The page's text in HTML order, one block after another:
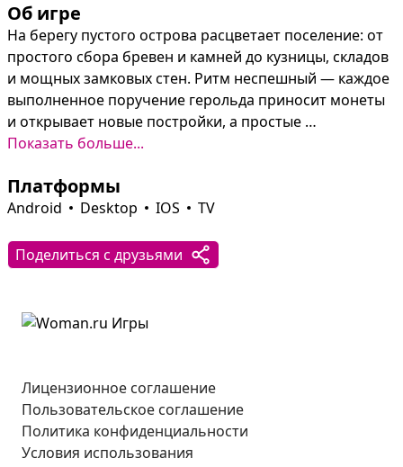
Об игре
На берегу пустого острова расцветает поселение: от
простого сбора бревен и камней до кузницы, складов
и мощных замковых стен. Ритм неспешный — каждое
выполненное поручение герольда приносит монеты
и открывает новые постройки, а простые
тап‑действия плавно переходят в планирование
В кузнице создаются топоры, кирки, лопаты и оружие
рецепты и ресурсы для новых задач.
Последовательные квесты постепенно усложняются:
армии, что превращает спокойный кликер в уютную
экономическую симуляцию.
Показать больше...
Платформы
Android Desktop IOS TV
Поделиться с друзьями
Лицензионное соглашение
Пользовательское соглашение
Политика конфиденциальности
Условия использования